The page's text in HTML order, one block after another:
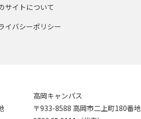
サイトについて
イバシーポリシー
高岡キャンパス
〒933-8588 高岡市二上町180番地